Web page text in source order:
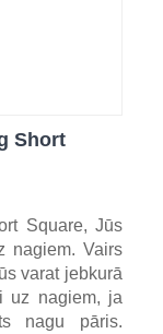
Short
Square, Jūs
nagiem. Vairs
varat jebkurā
uz nagiem, ja
nagu pāris.